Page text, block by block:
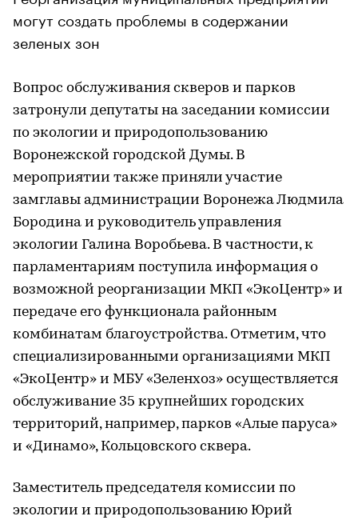
могут создать проблемы в содержании
зеленых зон
Вопрос обслуживания скверов и парков
затронули депутаты на заседании комиссии
по экологии и природопользованию
Воронежской городской Думы. В
мероприятии также приняли участие
замглавы администрации Воронежа Людмила
Бородина и руководитель управления
экологии Галина Воробьева. В частности, к
парламентариям поступила информация о
возможной реорганизации МКП «ЭкоЦентр» и
передаче его функционала районным
комбинатам благоустройства. Отметим, что
специализированными организациями МКП
«ЭкоЦентр» и МБУ «Зеленхоз» осуществляется
обслуживание 35 крупнейших городских
территорий, например, парков «Алые паруса»
и «Динамо», Кольцовского сквера.
Заместитель председателя комиссии по
экологии и природопользованию Юрий